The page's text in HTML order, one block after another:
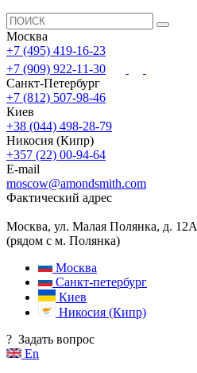
Москва
+7 (495) 419-16-23
+7 (909) 922-11-30
Санкт-Петербург
+7 (812) 507-98-46
Киев
+38 (044) 498-28-79
Никосия (Кипр)
+357 (22) 00-94-64
E-mail
moscow@amondsmith.com
Фактический адрес
Москва, ул. Малая Полянка, д. 12А
(рядом с м. Полянка)
Москва
Санкт-петербург
Киев
Никосия (Кипр)
? Задать вопрос
En